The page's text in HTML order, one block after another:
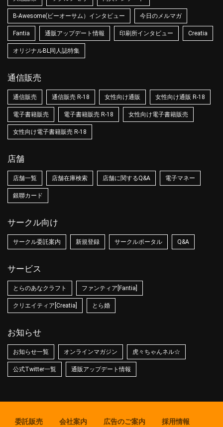
B-Awesome(ビーオーサム）インタビュー 今日のメルマガ
Fantia 通販アップデート情報 印刷所インタビュー Creatia
オリジナルBL同人誌特集
通信販売
通信販売 通信販売 R-18 女性向け通販 女性向け通販 R-18
電子書籍販売 電子書籍販売 R-18 女性向け電子書籍販売
女性向け電子書籍販売 R-18
店舗
店舗一覧 店舗在庫検索 店舗に関するQ&A 電子マネー
銀聯カード
サークル向け
サークル委託案内 新規登録 サークルポータル Q&A
サービス
とらのあなクラフト ファンティア[Fantia]
クリエイティア[Creatia] とら婚
お知らせ
お知らせ一覧 オンラインマガジン 虎々ちゃんネル☆
公式Twitter一覧 通販アップデート情報
委託販売 会社案内 広告のご案内 採用情報